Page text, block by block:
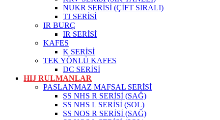
NUKR SERİSİ (ÇİFT SIRALI)
TJ SERİSİ
IR BURÇ
IR SERİSİ
KAFES
K SERİSİ
TEK YÖNLÜ KAFES
DC SERİSİ
HIJ RULMANLAR
PASLANMAZ MAFSAL SERİSİ
SS NHS R SERİSİ (SAĞ)
SS NHS L SERİSİ (SOL)
SS NOS R SERİSİ (SAĞ)